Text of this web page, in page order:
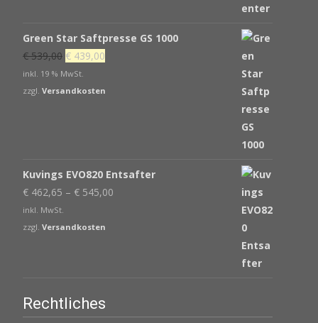
Green Star Saftpresse GS 1000
€539,00 Ursprünglicher
Preis
war:
€ 439,00
ist:
inkl. 19 % MwSt.
zzgl. Versandkosten
Kuvings EVO820 Entsafter
€ 462,65 – € 545,00
inkl. MwSt.
zzgl. Versandkosten
Rechtliches